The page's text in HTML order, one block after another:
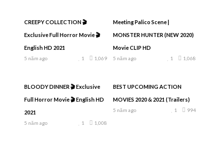
CREEPY COLLECTION 🎬
Exclusive Full Horror Movie 🎬
English HD 2021
5 năm ago 1,069
1
Meeting Palico Scene |
MONSTER HUNTER (NEW 2020)
Movie CLIP HD
5 năm ago 1,068
1
BLOODY DINNER 🎬 Exclusive
Full Horror Movie 🎬 English HD
2021
5 năm ago 1,008
1
BEST UPCOMING ACTION
MOVIES 2020 & 2021 (Trailers)
5 năm ago 994
1